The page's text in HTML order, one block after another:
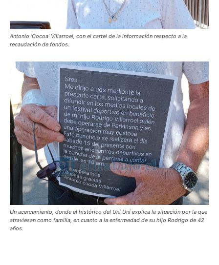
Antonio ‘Cocoa’ Villarroel, con el cartel de la información respecto a la
recaudación de fondos.
Un acercamiento, donde el histórico del Uní Uní explica la situación por la que
atraviesan como familia, en cuanto a la enfermedad de su hijo Rodrigo de 42
años.